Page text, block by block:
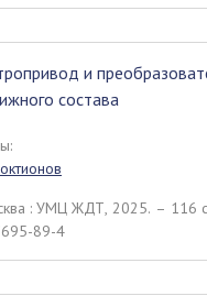
и
состава
: УМЦ ЖДТ, 2025. – 116
89-4